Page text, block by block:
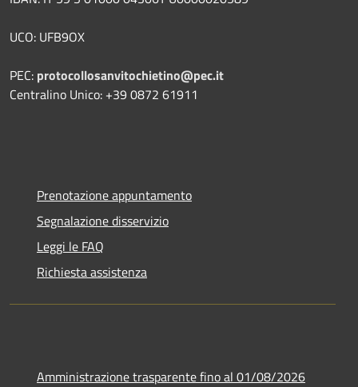
UCO: UFB9OX
PEC: protocollosanvitochietino@pec.it
Centralino Unico: +39 0872 61911
Prenotazione appuntamento
Segnalazione disservizio
Leggi le FAQ
Richiesta assistenza
Amministrazione trasparente fino al 01/08/2026